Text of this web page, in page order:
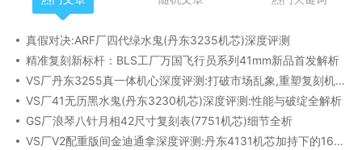
真假对决:ARF厂四代绿水鬼(丹东3235机芯)深度评测
精准复刻新标杆：BLS工厂万国飞行员系列41mm新品首发解析
VS厂丹东3255真一体机心深度评测:打破市场乱象,重塑复刻机芯新标杆​
VS厂41无历黑水鬼(丹东3230机芯)深度评测:性能与破绽全解析
GS厂浪琴八针月相42尺寸复刻表(7751机芯)细节全析
VS厂V2配重版间金迪通拿深度评测:丹东4131机芯加持下的165克精密之作​